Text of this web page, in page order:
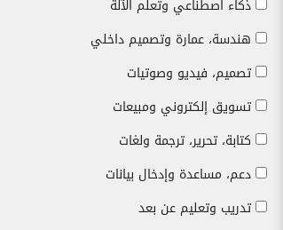
ذكاء اصطناعي وتعلم الآلة
هندسة، عمارة وتصميم داخلي
تصميم، فيديو وصوتيات
تسويق إلكتروني ومبيعات
كتابة، تحرير، ترجمة ولغات
دعم، مساعدة وإدخال بيانات
تدريب وتعليم عن بعد